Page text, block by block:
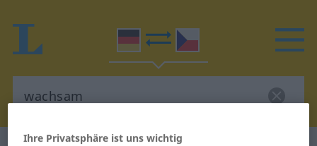
Ihre Privatsphäre ist uns wichtig